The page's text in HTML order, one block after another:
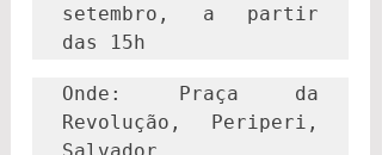
setembro, a partir
das 15h
Onde: Praça da
Revolução, Periperi,
Salvador